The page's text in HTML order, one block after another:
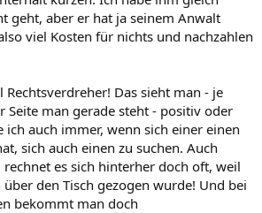
geht, aber er hat ja seinem Anwalt
viel Kosten für nichts und nachzahlen
Das sieht man - je
Seite man gerade steht - positiv oder
ich auch immer, wenn sich einer einen
sich auch einen zu suchen. Auch
rechnet es sich hinterher doch oft, weil
den Tisch gezogen wurde! Und bei
bekommt man doch